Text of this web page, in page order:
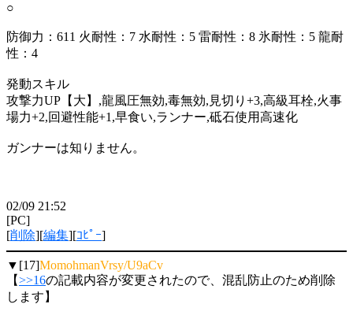
○
防御力：611 火耐性：7 水耐性：5 雷耐性：8 氷耐性：5 龍耐
性：4
発動スキル
攻撃力UP【大】,龍風圧無効,毒無効,見切り+3,高級耳栓,火事
場力+2,回避性能+1,早食い,ランナー,砥石使用高速化
ガンナーは知りません。
02/09 21:52
[PC]
[削除][編集][ｺﾋﾟｰ]
▼[17]MomohmanVrsy/U9aCv
【>>16の記載内容が変更されたので、混乱防止のため削除
します】